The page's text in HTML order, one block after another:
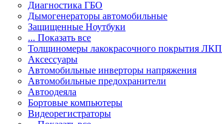
Диагностика ГБО
Дымогенераторы автомобильные
Защищенные Ноутбуки
... Показать все
Толщиномеры лакокрасочного покрытия ЛКП
Аксессуары
Автомобильные инверторы напряжения
Автомобильные предохранители
Автоодеяла
Бортовые компьютеры
Видеорегистраторы